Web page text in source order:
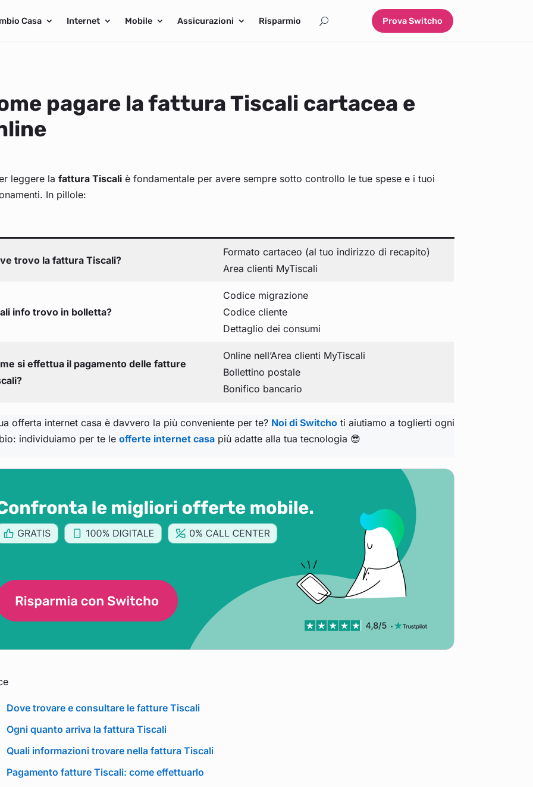
Casa Internet Mobile Assicurazioni Risparmio Prova Switcho
pagare la fattura Tiscali cartacea e
leggere la fattura Tiscaliè fondamentale per avere sempre sotto controllo le tue spese e i tuoi
In pillole:
trovo la fattura Tiscali?
Formato cartaceo (al tuo indirizzo di recapito)
Area clienti MyTiscali
info trovo in bolletta?
Codice migrazione
Codice cliente
Dettaglio dei consumi
si effettua il pagamento delle fatture
Online nell’Area clienti MyTiscali
Bollettino postale
Bonifico bancario
offerta internet casa è davvero la più conveniente per te? Noi di Switchoti aiutiamo a toglierti ogni
individuiamo per te le offerte internet casapiù adatte alla tua tecnologia 😎
Dove trovare e consultare le fatture Tiscali
Ogni quanto arriva la fattura Tiscali
Quali informazioni trovare nella fattura Tiscali
Pagamento fatture Tiscali: come effettuarlo